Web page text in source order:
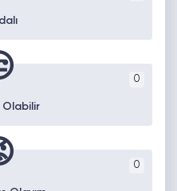
0
Olabilir
0